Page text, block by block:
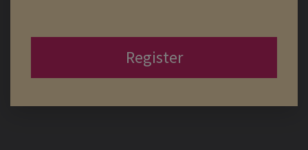
Register